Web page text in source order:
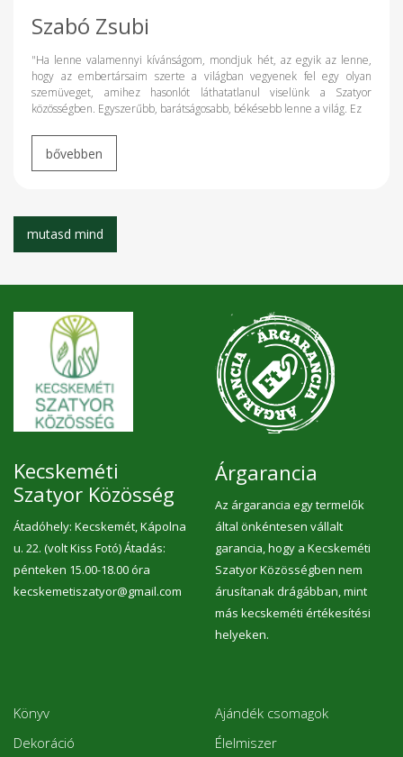
Szabó Zsubi
"Ha lenne valamennyi kívánságom, mondjuk hét, az egyik az lenne,
hogy az embertársaim szerte a világban vegyenek fel egy olyan
szemüveget, amihez hasonlót láthatatlanul viselünk a Szatyor
közösségben. Egyszerűbb, barátságosabb, békésebb lenne a világ. Ez
Kecskeméti
Szatyor Közösség
Átadóhely: Kecskemét, Kápolna
u. 22. (volt Kiss Fotó) Átadás:
pénteken 15.00-18.00 óra
kecskemetiszatyor@gmail.com
Árgarancia
Az árgarancia egy termelők
által önkéntesen vállalt
garancia, hogy a Kecskeméti
Szatyor Közösségben nem
árusítanak drágábban, mint
más kecskeméti értékesítési
helyeken.
Könyv
Dekoráció
Ajándék csomagok
Élelmiszer